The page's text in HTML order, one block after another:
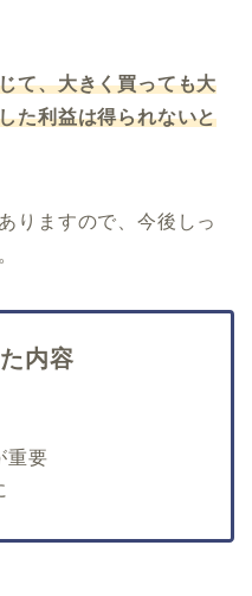
て、大きく買っても大
た利益は得られないと
りますので、今後しっ
内容
重要